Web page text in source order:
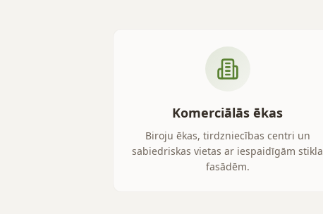
Komerciālās ēkas
Biroju ēkas, tirdzniecības centri un
sabiedriskas vietas ar iespaidīgām stikla
fasādēm.